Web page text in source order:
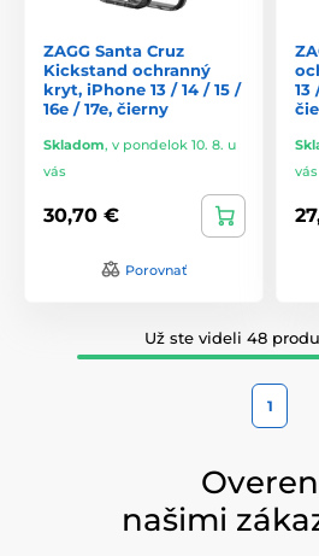
ZAGG Santa Cruz
Kickstand ochranný
kryt, iPhone 13 / 14 / 15 /
16e / 17e, čierny
Skladom, v pondelok 10. 8. u
vás
30,70 €
Porovnať
13
vás
Už ste videli 48
1
našimi